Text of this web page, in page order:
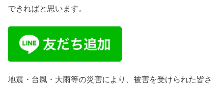
できればと思います。
地震・台風・大雨等の災害により、被害を受けられた皆さ